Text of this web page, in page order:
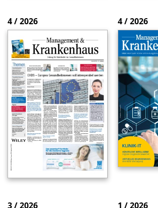
4 / 2026 4 / 2026
3 / 2026 1 / 2026